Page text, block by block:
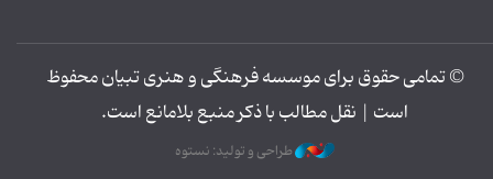
© تمامی حقوق برای موسسه فرهنگی و هنری تبیان محفوظ
است | نقل مطالب با ذکر منبع بلامانع است.
طراحی و تولید: نستوه